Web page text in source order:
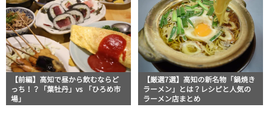
【前編】高知で昼から飲むならど
っち！？「葉牡丹」vs 「ひろめ市
場」
【厳選7選】高知の新名物「鍋焼き
ラーメン」とは？レシピと人気の
ラーメン店まとめ